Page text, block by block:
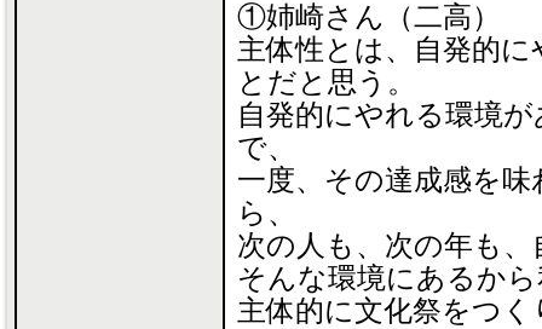
①姉崎さん（二高）
主体性とは、自発的に
とだと思う。
自発的にやれる環境
で、
一度、その達成感を味
ら、
次の人も、次の年も
そんな環境にあるか
主体的に文化祭をつく